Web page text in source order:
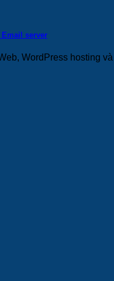
Email server
WordPress hosting